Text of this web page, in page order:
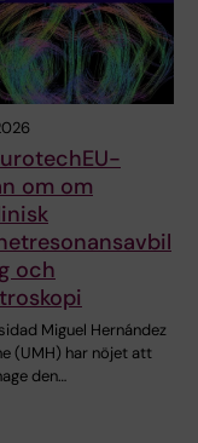
om om
och
Miguel Hernández
(UMH) har nöjet att
den…